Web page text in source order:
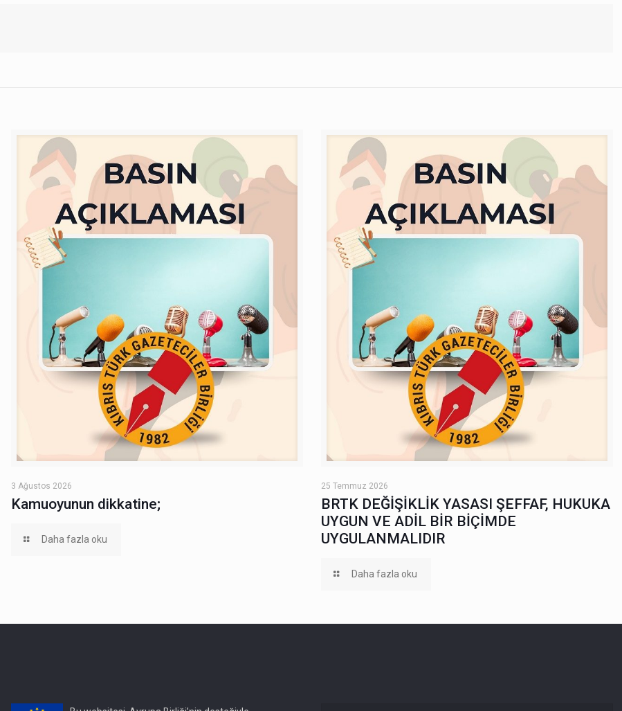
3 Ağustos 2026
Kamuoyunun dikkatine;
Daha fazla oku
25 Temmuz 2026
BRTK DEĞİŞİKLİK YASASI ŞEFFAF, HUKUKA
UYGUN VE ADİL BİR BİÇİMDE
UYGULANMALIDIR
Daha fazla oku